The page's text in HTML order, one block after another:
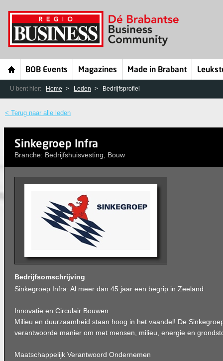
BOB Events Magazines Made in Brabant
U bent hier: Home Leden Bedrijfsprofiel
< Terug naar alle leden
Sinkegroep Infra
Branche: Bedrijfshuisvesting, Bouw
Bedrijfsomschrijving
Sinkegroep Infra: Al meer dan 45 jaar een begrip in Zeeland
Innovatie en Circulair Bouwen
Milieu en duurzaamheid staan hoog in het vaandel! De
verantwoorde manier om met mensen, milieu, energie en
Maatschappelijk Verantwoord Ondernemen